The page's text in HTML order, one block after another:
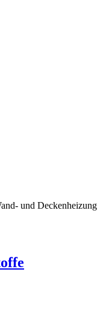
und Deckenheizung